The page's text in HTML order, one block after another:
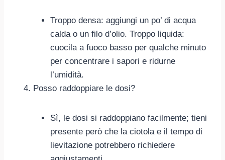
Troppo densa: aggiungi un po’ di acqua
calda o un filo d’olio. Troppo liquida:
cuocila a fuoco basso per qualche minuto
per concentrare i sapori e ridurne
l’umidità.
Posso raddoppiare le dosi?
Sì, le dosi si raddoppiano facilmente; tieni
presente però che la ciotola e il tempo di
lievitazione potrebbero richiedere